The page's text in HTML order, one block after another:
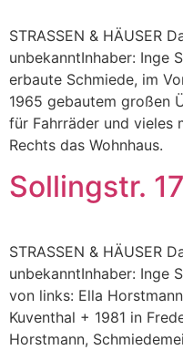
STRASSEN & HÄUSER
unbekanntInhaber: Inge
erbaute Schmiede, im
1965 gebautem großen
für Fahrräder und vieles
Rechts das Wohnhaus.
Sollingstr.
STRASSEN & HÄUSER
unbekanntInhaber: Inge
von links: Ella
Kuventhal + 1981 in
Horstmann,